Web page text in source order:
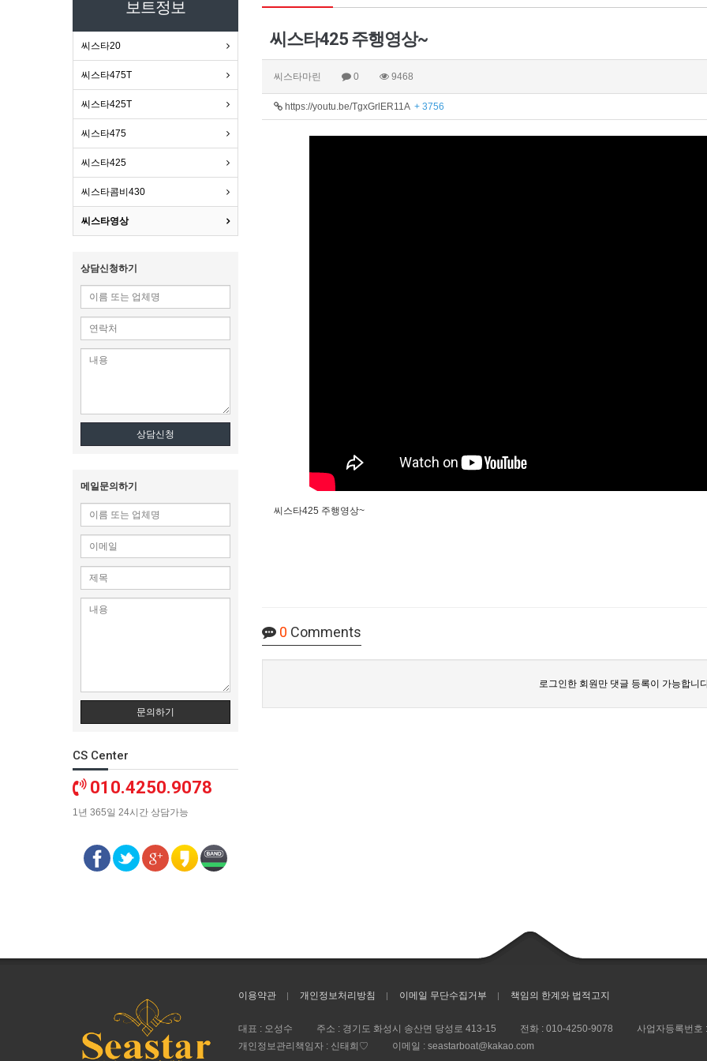
씨스타425 주행영상~
씨스타마린 0 9468
https://youtu.be/TgxGrlER11A + 3756
씨스타425 주행영상~
0 Comments
로그인한 회원만 댓글 등록이 가능합니
보트정보
씨스타20
씨스타475T
씨스타425T
씨스타475
씨스타425
씨스타콤비430
씨스타영상
상담신청하기
상담신청
메일문의하기
문의하기
CS Center
010.4250.9078
1년 365일 24시간 상담가능
이용약관 개인정보처리방침 이메일 무단수집거부 책임의 한계와 법적고지
대표 : 오성수 주소 : 경기도 화성시 송산면 당성로 413-15 전화 : 010-4250-9078
사업자등록번호
개인정보관리책임자 : 신태희♡
이메일 : seastarboat@kakao.com